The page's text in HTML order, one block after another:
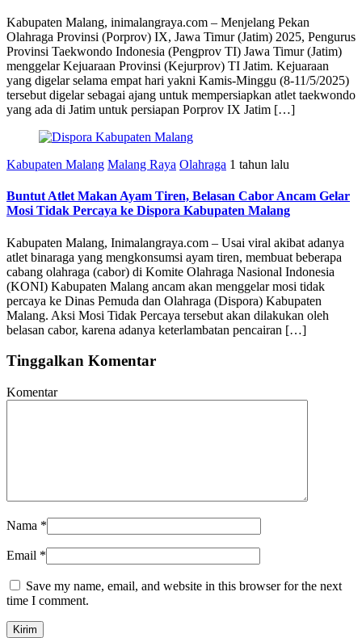
Kabupaten Malang, inimalangraya.com – Menjelang Pekan
Olahraga Provinsi (Porprov) IX, Jawa Timur (Jatim) 2025, Pengurus
Provinsi Taekwondo Indonesia (Pengprov TI) Jawa Timur (Jatim)
menggelar Kejuaraan Provinsi (Kejurprov) TI Jatim. Kejuaraan
yang digelar selama empat hari yakni Kamis-Minggu (8-11/5/2025)
tersebut digelar sebagai ajang untuk mempersiapkan atlet taekwondo
yang ada di Jatim untuk persiapan Porprov IX Jatim […]
Kabupaten Malang Malang Raya Olahraga 1 tahun lalu
Buntut Atlet Makan Ayam Tiren, Belasan Cabor Ancam Gelar
Mosi Tidak Percaya ke Dispora Kabupaten Malang
Kabupaten Malang, Inimalangraya.com – Usai viral akibat adanya
atlet binaraga yang mengkonsumsi ayam tiren, membuat beberapa
cabang olahraga (cabor) di Komite Olahraga Nasional Indonesia
(KONI) Kabupaten Malang ancam akan menggelar mosi tidak
percaya ke Dinas Pemuda dan Olahraga (Dispora) Kabupaten
Malang. Aksi Mosi Tidak Percaya tersebut akan dilakukan oleh
belasan cabor, karena adanya keterlambatan pencairan […]
Tinggalkan Komentar
Komentar
Nama *
Email *
Save my name, email, and website in this browser for the next
time I comment.